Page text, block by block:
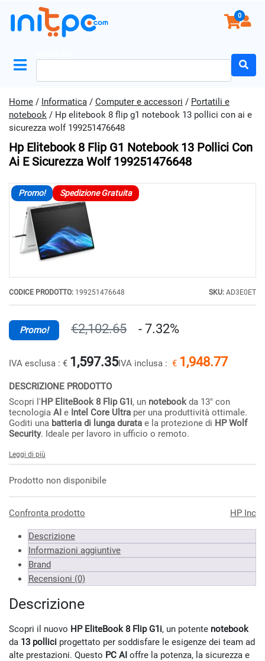
0
Home / Informatica / Computer e accessori / Portatili e
notebook / Hp elitebook 8 flip g1 notebook 13 pollici con ai e
sicurezza wolf 199251476648
Hp Elitebook 8 Flip G1 Notebook 13 Pollici Con
Ai E Sicurezza Wolf 199251476648
Promo! Spedizione Gratuita
CODICE PRODOTTO: 199251476648 SKU: AD3E0ET
Promo! €2,102.65 - 7.32%
IVA esclusa : € 1,597.35IVA inclusa : € 1,948.77
DESCRIZIONE PRODOTTO
Scopri l'HP EliteBook 8 Flip G1i, un notebookda 13" con
tecnologia AI e Intel Core Ultra per una produttività ottimale.
Goditi una batteria di lunga durata e la protezione di HP Wolf
Security. Ideale per lavoro in ufficio o remoto.
Leggi di più
Prodotto non disponibile
Confronta prodotto HP Inc
Descrizione
Informazioni aggiuntive
Brand
Recensioni (0)
Descrizione
Scopri il nuovo HP EliteBook 8 Flip G1i, un potente notebook
da 13 pollici progettato per soddisfare le esigenze dei team ad
alte prestazioni. Questo PC AI offre la potenza, la sicurezza e